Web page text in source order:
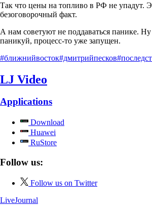
Так что цены на топливо в РФ не упадут.
безоговорочный факт.
А нам советуют не поддаваться панике.
паникуй, процесс-то уже запущен.
#ближнийвосток#дмитрийпесков
LJ Video
Applications
Download
Huawei
RuStore
Follow us:
Follow us on Twitter
LiveJournal